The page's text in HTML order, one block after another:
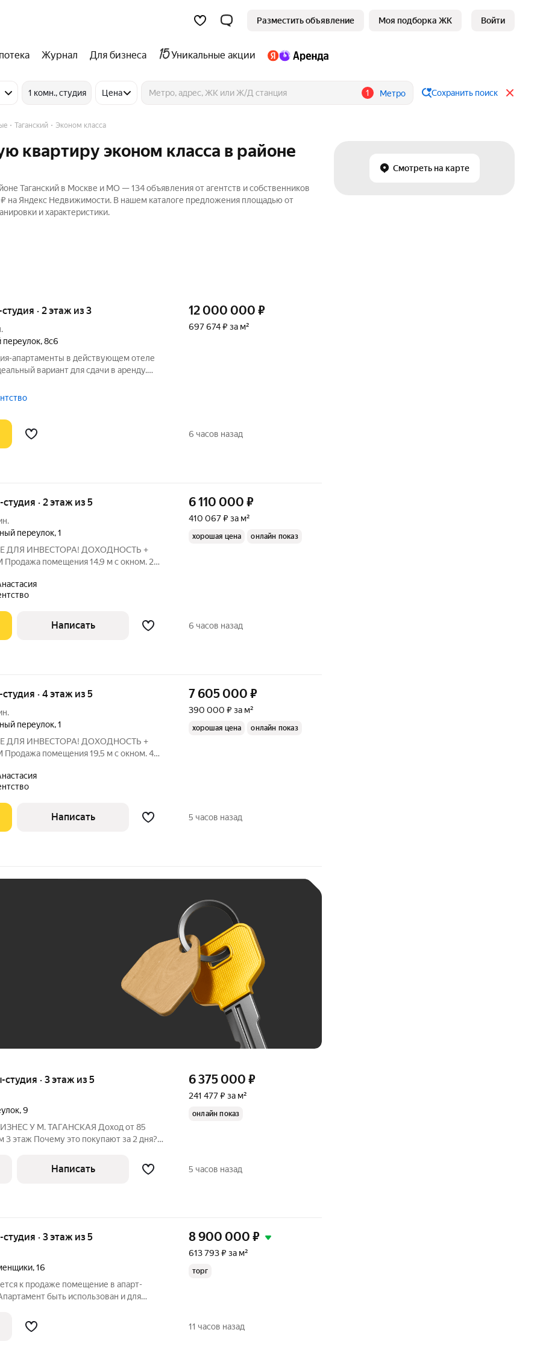
Разместить объявление Моя подборка ЖК Войти
Журнал Для бизнеса Уникальные акции
1 комн., студия Цена 1 Метро Сохранить поиск
Смотреть на карте
Таганский Эконом класса
квартиру эконом класса в районе
Таганский в Москве и МО — 134 объявления от агентств и собственников
Яндекс Недвижимости. В нашем каталоге предложения площадью от
и характеристики.
· 2 этаж из 3
переулок,8с6
апартаменты в действующем отеле
вариант для сдачи в аренду.
успешно ведут сеть из 11 отелей по
12 000 000 ₽
697 674 ₽ за м²
6 часов назад
· 2 этаж из 5
переулок,1
ДЛЯ ИНВЕСТОРА! ДОХОДНОСТЬ +
м. «Марксистская». Развитая
6 110 000 ₽
410 067 ₽ за м²
хорошая цена онлайн показ
Написать 6 часов назад
· 4 этаж из 5
переулок,1
ДЛЯ ИНВЕСТОРА! ДОХОДНОСТЬ +
м. «Марксистская». Развитая
7 605 000 ₽
390 000 ₽ за м²
хорошая цена онлайн показ
Написать 5 часов назад
студия · 3 этаж из 5
,9
ТАГАНСКАЯ Доход от 85
Платите за помещение и на
6 375 000 ₽
241 477 ₽ за м²
онлайн показ
Написать 5 часов назад
· 3 этаж из 5
,16
к продаже помещение в апарт-
быть использован и для
в месяц. Потенциал сдачи в
8 900 000 ₽
613 793 ₽ за м²
торг
11 часов назад